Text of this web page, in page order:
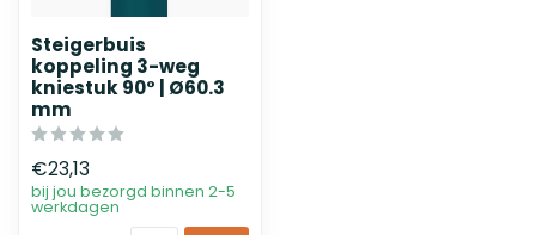
Steigerbuis
koppeling 3-weg
kniestuk 90° | Ø60.3
mm
€23,13
bij jou bezorgd binnen 2-5
werkdagen